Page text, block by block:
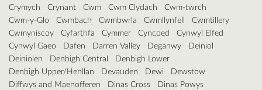
Crymych
Crynant Cwm Cwm Clydach
Cwm-twrch
Cwm-y-Glo
Cwmbach Cwmbwrla Cwmllynfell
Cwmtillery
Cwmyniscoy
Cyfarthfa Cymmer Cyncoed
Cynwyl Elfed
Cynwyl Gaeo
Dafen Darren Valley Deganwy
Deiniol
Deiniolen
Denbigh Central
Denbigh Lower
Denbigh Upper/Henllan
Devauden Dewi
Dewstow
Diffwys and Maenofferen
Dinas Cross
Dinas Powys